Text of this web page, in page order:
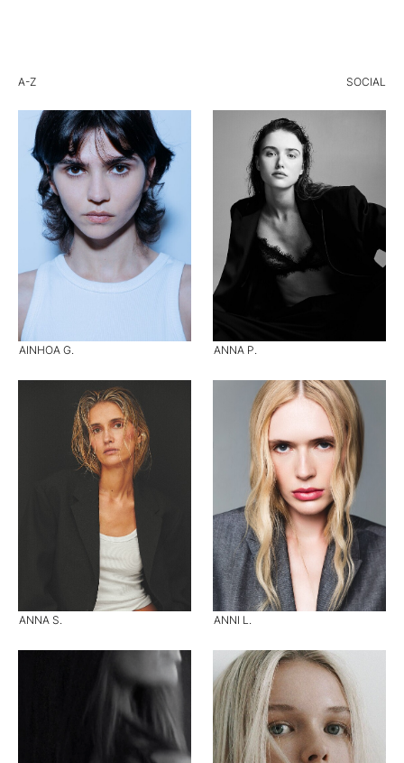
A-Z SOCIAL
AINHOA G. ANNA P.
ANNA S. ANNI L.